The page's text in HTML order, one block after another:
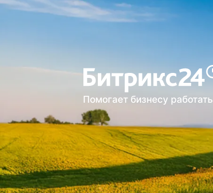
Помогает бизнесу работать